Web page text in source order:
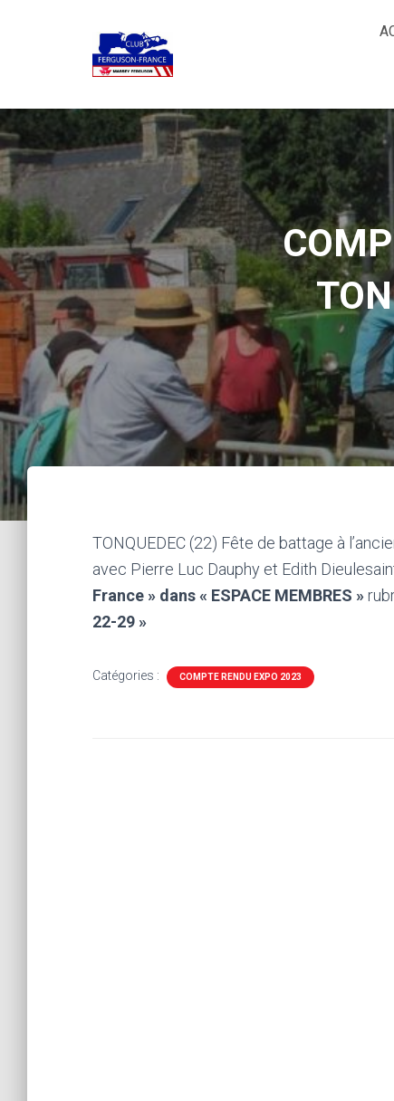
TONQUEDEC (22) Fête de battage à
avec Pierre Luc Dauphy et Edith
France » dans « ESPACE MEMBRES »
22-29 »
Catégories : COMPTE RENDU EXPO 2023